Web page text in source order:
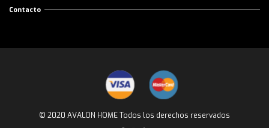
Contacto
© 2020 AVALON HOME Todos los derechos reservados